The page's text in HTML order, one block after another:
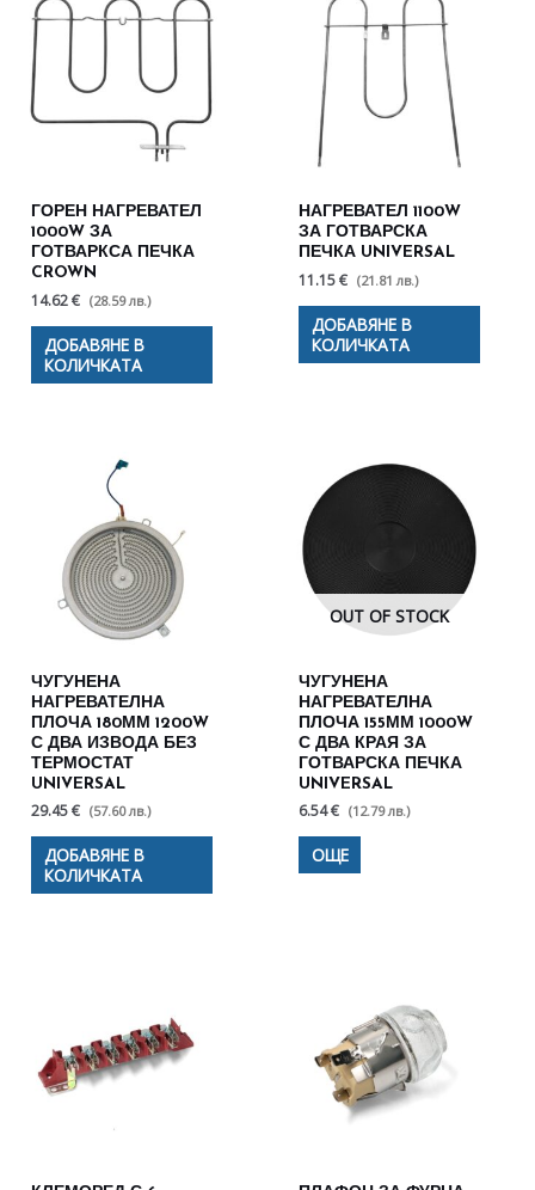
ГОРЕН НАГРЕВАТЕЛ
1000W ЗА
ГОТВАРКСА ПЕЧКА
CROWN
14.62 € (28.59 лв.)
ДОБАВЯНЕ В
КОЛИЧКАТА
НАГРЕВАТЕЛ 1100W
ЗА ГОТВАРСКА
ПЕЧКА UNIVERSAL
11.15 € (21.81 лв.)
ДОБАВЯНЕ В
КОЛИЧКАТА
ЧУГУНЕНА
НАГРЕВАТЕЛНА
ПЛОЧА 180ММ 1200W
С ДВА ИЗВОДА БЕЗ
ТЕРМОСТАТ
UNIVERSAL
29.45 € (57.60 лв.)
ДОБАВЯНЕ В
КОЛИЧКАТА
OUT OF STOCK
ЧУГУНЕНА
НАГРЕВАТЕЛНА
ПЛОЧА 155ММ 1000W
С ДВА КРАЯ ЗА
ГОТВАРСКА ПЕЧКА
UNIVERSAL
6.54 € (12.79 лв.)
ОЩЕ